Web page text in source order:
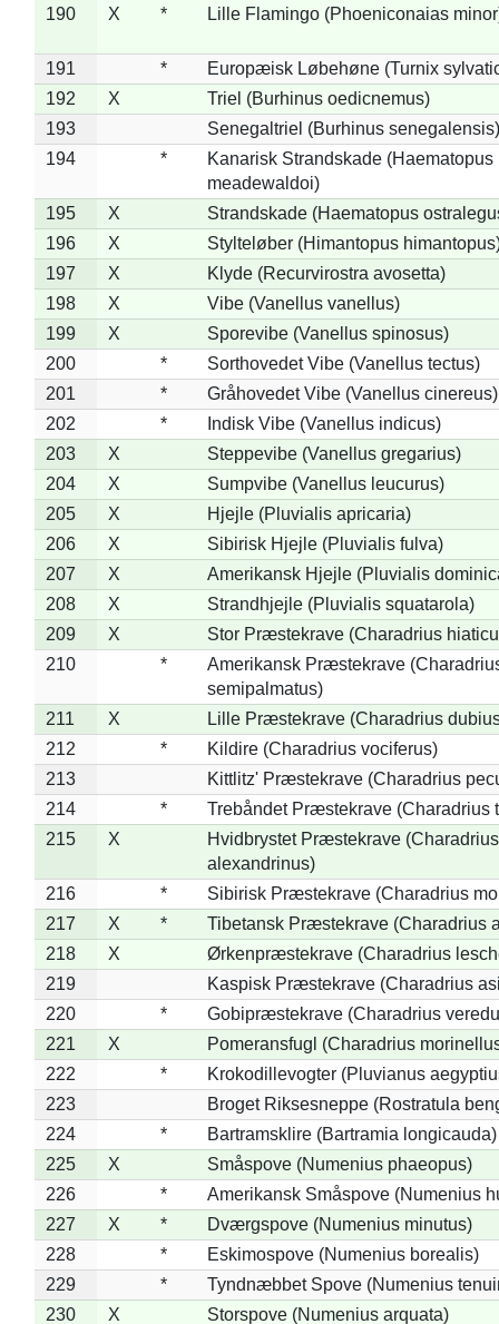
190
X * Lille Flamingo (Phoeniconaias
191 *
Europæisk Løbehøne (Turnix
192
X
Triel (Burhinus oedicnemus)
193
Senegaltriel (Burhinus senegalensis)
194
*
Kanarisk Strandskade (Haematopus
meadewaldoi)
195
X
Strandskade (Haematopus
196
X
Stylteløber (Himantopus
197
X
Klyde (Recurvirostra avosetta)
198
X
Vibe (Vanellus vanellus)
199
X
Sporevibe (Vanellus spinosus)
200
*
Sorthovedet Vibe (Vanellus tectus)
201
*
Gråhovedet Vibe (Vanellus cinereus)
202
*
Indisk Vibe (Vanellus indicus)
203
X
Steppevibe (Vanellus gregarius)
204
X
Sumpvibe (Vanellus leucurus)
205
X
Hjejle (Pluvialis apricaria)
206
X
Sibirisk Hjejle (Pluvialis fulva)
207
X
Amerikansk Hjejle (Pluvialis
208
X
Strandhjejle (Pluvialis squatarola)
209
X
Stor Præstekrave (Charadrius
210
*
Amerikansk Præstekrave
semipalmatus)
211
X
Lille Præstekrave (Charadrius
212
*
Kildire (Charadrius vociferus)
213
Kittlitz' Præstekrave (Charadrius
214
*
Trebåndet Præstekrave (Charadrius
215
X
Hvidbrystet Præstekrave (Charadrius
alexandrinus)
216
*
Sibirisk Præstekrave (Charadrius
217
X *
Tibetansk Præstekrave (Charadrius
218
X
Ørkenpræstekrave (Charadrius
219
Kaspisk Præstekrave (Charadrius
220
*
Gobipræstekrave (Charadrius
221
X
Pomeransfugl (Charadrius
222
*
Krokodillevogter (Pluvianus
223
Broget Riksesneppe (Rostratula
224
*
Bartramsklire (Bartramia longicauda)
225
X
Småspove (Numenius phaeopus)
226
*
Amerikansk Småspove (Numenius
227
X *
Dværgspove (Numenius minutus)
228
*
Eskimospove (Numenius borealis)
229
*
Tyndnæbbet Spove (Numenius
230
X Storspove (Numenius arquata)